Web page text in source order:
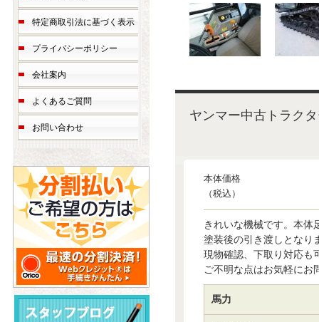
ヤンマー中古トラク
本体価格
（税込）
きれいな機械です。本体
塗装後の引き渡しとなり
現物確認、下取り対応も
ご不明な点はお気軽にお
馬力
特定商取引法に基づく表示
プライバシーポリシー
会社案内
よくあるご質問
お問い合わせ